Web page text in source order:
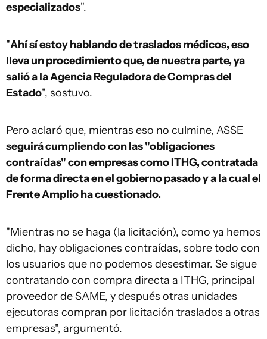
especializados".
"Ahí sí estoy hablando de traslados médicos, eso
lleva un procedimiento que, de nuestra parte, ya
salió a la Agencia Reguladora de Compras del
Estado", sostuvo.
Pero aclaró que, mientras eso no culmine, ASSE
seguirá cumpliendo con las "obligaciones
contraídas" con empresas como ITHG, contratada
de forma directa en el gobierno pasado y a la cual el
Frente Amplio ha cuestionado.
"Mientras no se haga (la licitación), como ya hemos
dicho, hay obligaciones contraídas, sobre todo con
los usuarios que no podemos desestimar. Se sigue
contratando con compra directa a ITHG, principal
proveedor de SAME, y después otras unidades
ejecutoras compran por licitación traslados a otras
empresas", argumentó.